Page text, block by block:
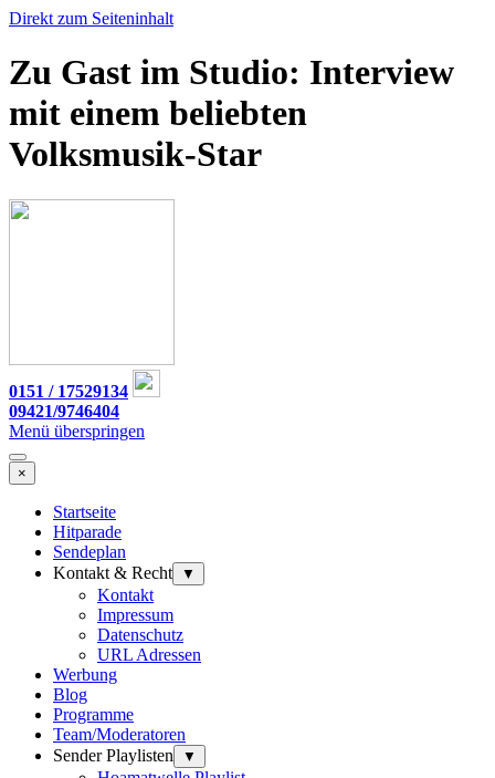
Direkt zum Seiteninhalt
Zu Gast im Studio: Interview
mit einem beliebten
Volksmusik-Star
0151 / 17529134
09421/9746404
Menü überspringen
×
Startseite
Hitparade
Sendeplan
Kontakt & Recht
▼
Kontakt
Impressum
Datenschutz
URL Adressen
Werbung
Blog
Programme
Team/Moderatoren
Sender Playlisten
▼